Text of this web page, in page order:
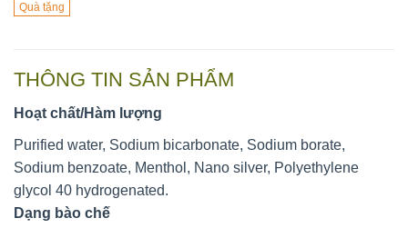
Quà tặng
THÔNG TIN SẢN PHẨM
Hoạt chất/Hàm lượng
Purified water, Sodium bicarbonate, Sodium borate,
Sodium benzoate, Menthol, Nano silver, Polyethylene
glycol 40 hydrogenated.
Dạng bào chế